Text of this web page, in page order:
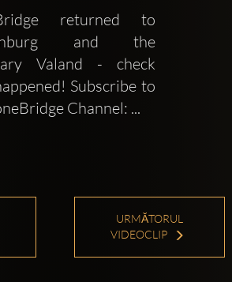
returned to
and the
Valand - check
Subscribe to
Channel: ...
URMĂTORUL
VIDEOCLIP